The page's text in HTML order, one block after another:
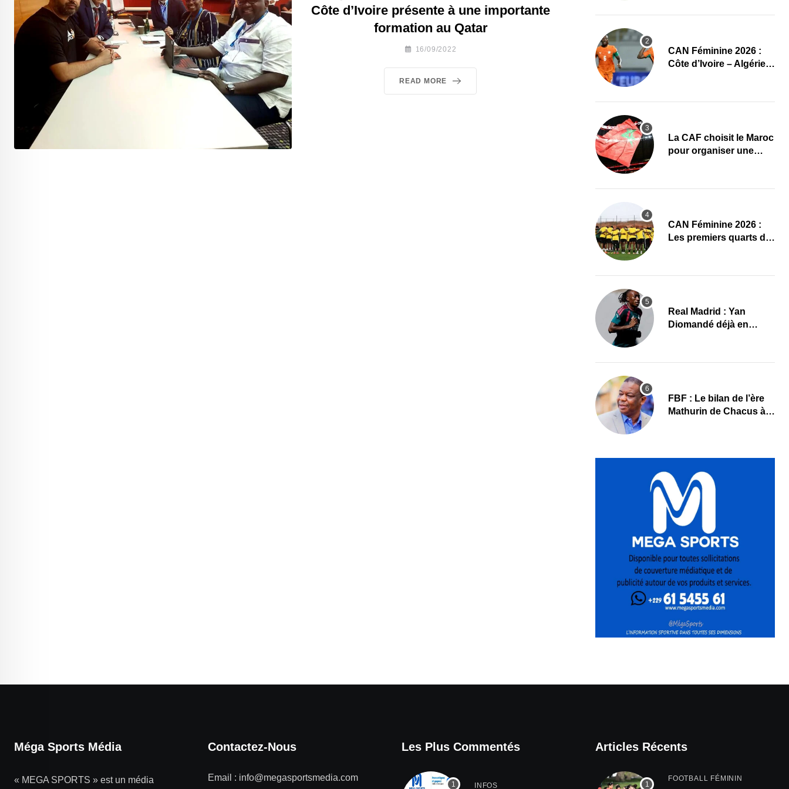
Côte d’Ivoire présente à une importante
formation au Qatar
16/09/2022
READ MORE
CAN Féminine 2026 :
Côte d’Ivoire – Algérie,
La CAF choisit le Maroc
pour organiser une
CAN Féminine 2026 :
Les premiers quarts de
Real Madrid : Yan
Diomandé déjà en
FBF : Le bilan de l’ère
Mathurin de Chacus à
Méga Sports Média
« MEGA SPORTS » est un média
Contactez-Nous
Email : info@megasportsmedia.com
Les Plus Commentés
INFOS
Articles Récents
FOOTBALL FÉMININ